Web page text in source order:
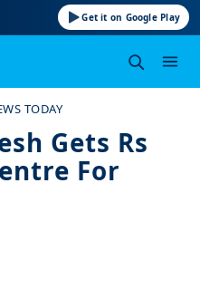
Get it on Google Play
TODAY
Gets Rs
For